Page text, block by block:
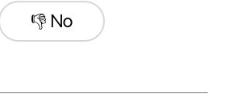
👎 No